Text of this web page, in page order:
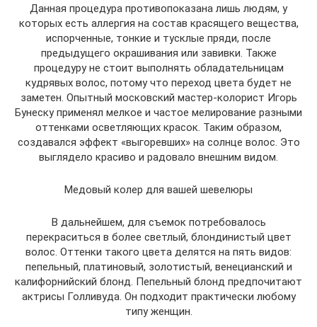
Данная процедура противопоказана лишь людям, у
которых есть аллергия на состав красящего вещества,
испорченные, тонкие и тусклые пряди, после
предыдущего окрашивания или завивки. Также
процедуру не стоит выполнять обладательницам
кудрявых волос, потому что переход цвета будет не
заметен. Опытный московский мастер-колорист Игорь
Бунеску применял мелкое и частое мелирование разными
оттенками осветляющих красок. Таким образом,
создавался эффект «выгоревших» на солнце волос. Это
выглядело красиво и радовало внешним видом.
Медовый колер для вашей шевелюры
В дальнейшем, для съемок потребовалось
перекраситься в более светлый, блондинистый цвет
волос. Оттенки такого цвета делятся на пять видов:
пепельный, платиновый, золотистый, венецианский и
калифорнийский блонд. Пепельный блонд предпочитают
актрисы Голливуда. Он подходит практически любому
типу женщин.